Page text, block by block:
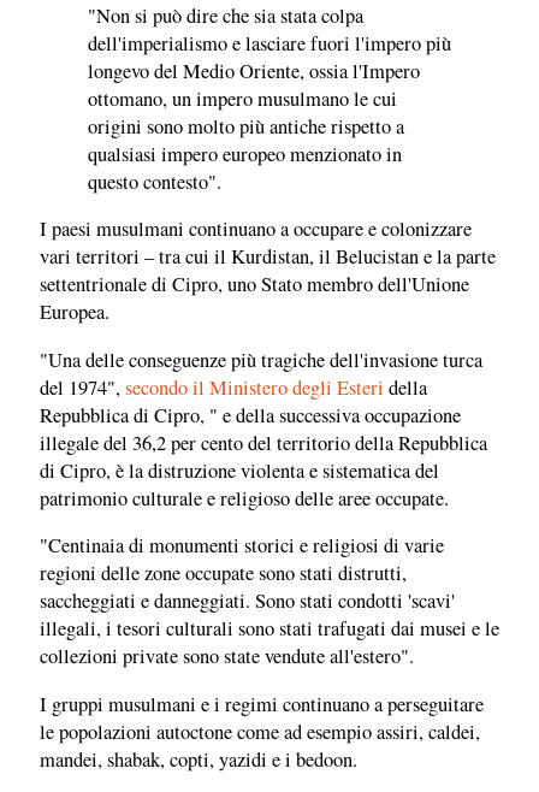
"Non si può dire che sia stata colpa
dell'imperialismo e lasciare fuori l'impero più
longevo del Medio Oriente, ossia l'Impero
ottomano, un impero musulmano le cui
origini sono molto più antiche rispetto a
qualsiasi impero europeo menzionato in
questo contesto".
I paesi musulmani continuano a occupare e colonizzare
vari territori – tra cui il Kurdistan, il Belucistan e la parte
settentrionale di Cipro, uno Stato membro dell'Unione
Europea.
"Una delle conseguenze più tragiche dell'invasione turca
del 1974",secondo il Ministero degli Esteri della
Repubblica di Cipro, " e della successiva occupazione
illegale del 36,2 per cento del territorio della Repubblica
di Cipro, è la distruzione violenta e sistematica del
patrimonio culturale e religioso delle aree occupate.
"Centinaia di monumenti storici e religiosi di varie
regioni delle zone occupate sono stati distrutti,
saccheggiati e danneggiati. Sono stati condotti 'scavi'
illegali, i tesori culturali sono stati trafugati dai musei e le
collezioni private sono state vendute all'estero".
I gruppi musulmani e i regimi continuano a perseguitare
le popolazioni autoctone come ad esempio assiri, caldei,
mandei, shabak, copti, yazidi e i bedoon.